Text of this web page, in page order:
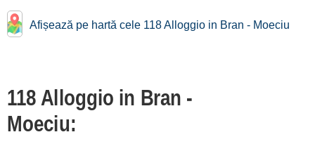
Afișează pe hartă cele 118 Alloggio in Bran - Moeciu
118 Alloggio in Bran -
Moeciu:
Bran - Moeciu:
Fundata [3]
Moeciu [56]